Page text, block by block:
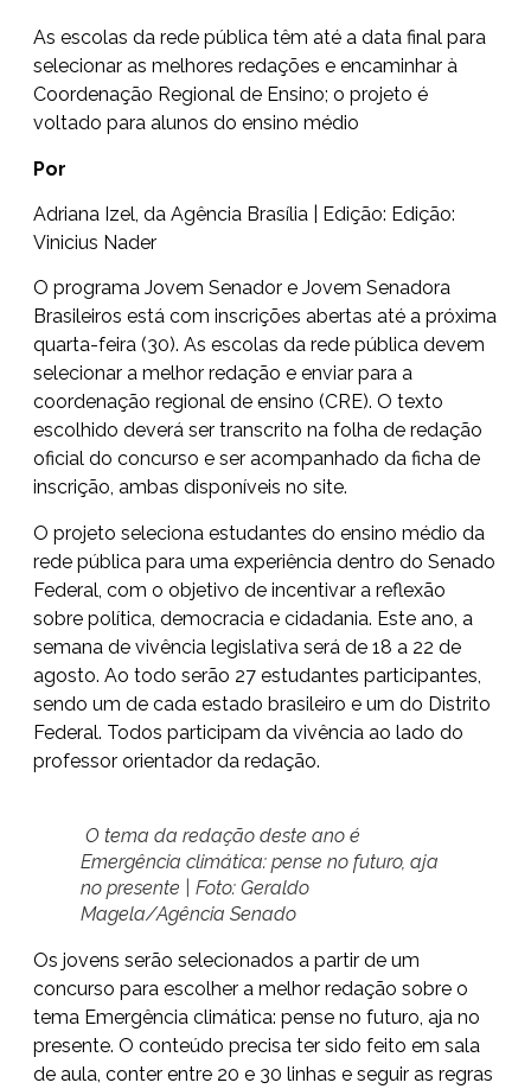
As escolas da rede pública têm até a data final para
selecionar as melhores redações e encaminhar à
Coordenação Regional de Ensino; o projeto é
voltado para alunos do ensino médio
Por
Adriana Izel, da Agência Brasília | Edição: Edição:
Vinicius Nader
O programa Jovem Senador e Jovem Senadora
Brasileiros está com inscrições abertas até a próxima
quarta-feira (30). As escolas da rede pública devem
selecionar a melhor redação e enviar para a
coordenação regional de ensino (CRE). O texto
escolhido deverá ser transcrito na folha de redação
oficial do concurso e ser acompanhado da ficha de
inscrição, ambas disponíveis no site.
O projeto seleciona estudantes do ensino médio da
rede pública para uma experiência dentro do Senado
Federal, com o objetivo de incentivar a reflexão
sobre política, democracia e cidadania. Este ano, a
semana de vivência legislativa será de 18 a 22 de
agosto. Ao todo serão 27 estudantes participantes,
sendo um de cada estado brasileiro e um do Distrito
Federal. Todos participam da vivência ao lado do
professor orientador da redação.
O tema da redação deste ano é
Emergência climática: pense no futuro, aja
no presente | Foto: Geraldo
Magela/Agência Senado
Os jovens serão selecionados a partir de um
concurso para escolher a melhor redação sobre o
tema Emergência climática: pense no futuro, aja no
presente. O conteúdo precisa ter sido feito em sala
de aula, conter entre 20 e 30 linhas e seguir as regras